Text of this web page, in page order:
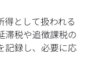
得として扱われる
滞税や追徴課税の
記録し、必要に応